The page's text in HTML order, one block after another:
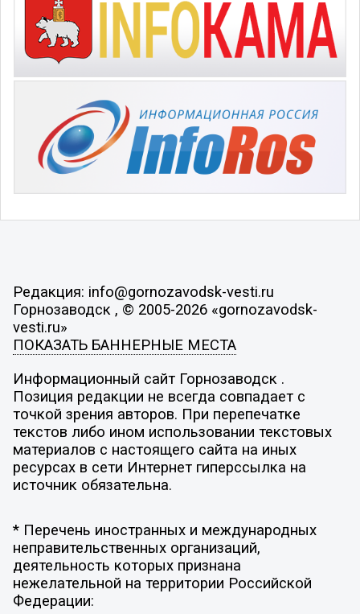
Редакция: info@gornozavodsk-vesti.ru
Горнозаводск , © 2005-2026 «gornozavodsk-
vesti.ru»
ПОКАЗАТЬ БАННЕРНЫЕ МЕСТА
Информационный сайт Горнозаводск .
Позиция редакции не всегда совпадает с
точкой зрения авторов. При перепечатке
текстов либо ином использовании текстовых
материалов с настоящего сайта на иных
ресурсах в сети Интернет гиперссылка на
источник обязательна.
* Перечень иностранных и международных
неправительственных организаций,
деятельность которых признана
нежелательной на территории Российской
Федерации: